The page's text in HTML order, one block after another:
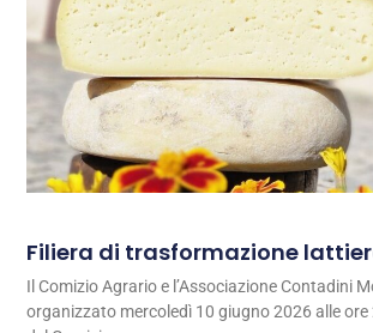
Filiera di trasformazione
Il Comizio Agrario e l’Associazione Contadini
organizzato mercoledì 10 giugno 2026 alle ore